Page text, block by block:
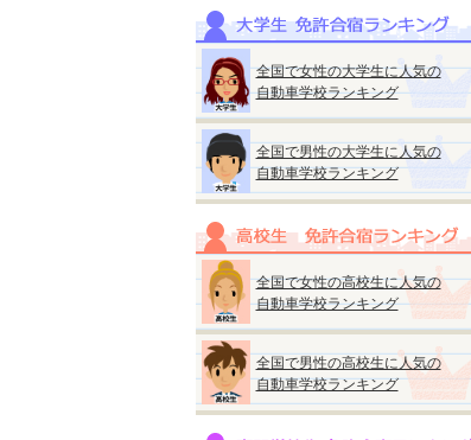
全国で女性の大学生に人気の
自動車学校ランキング
全国で男性の大学生に人気の
自動車学校ランキング
全国で女性の高校生に人気の
自動車学校ランキング
全国で男性の高校生に人気の
自動車学校ランキング